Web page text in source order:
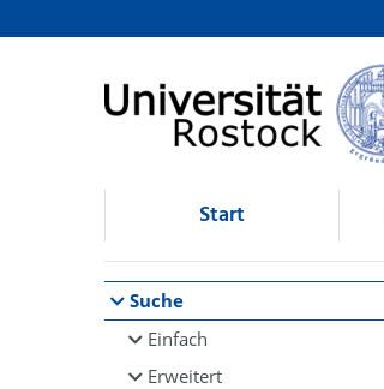
Browsen
direkt zum Inhalt
Start
Suche
Einfach
Erweitert